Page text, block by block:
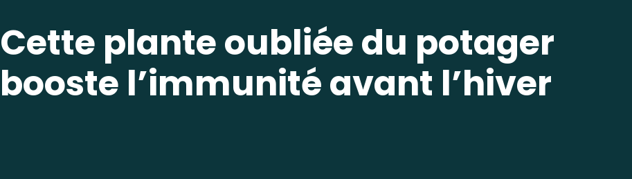
Cette plante oubliée du potager
booste l’immunité avant l’hiver